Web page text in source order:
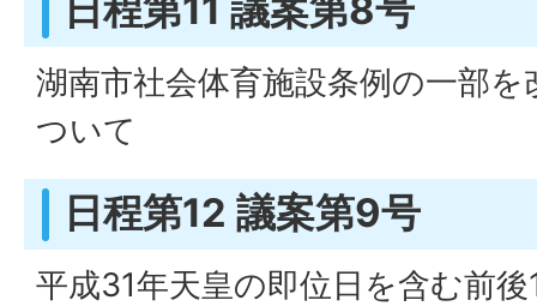
湖南市社会体育施設条例の一部
ついて
日程第12 議案第9号
平成31年天皇の即位日を含む前